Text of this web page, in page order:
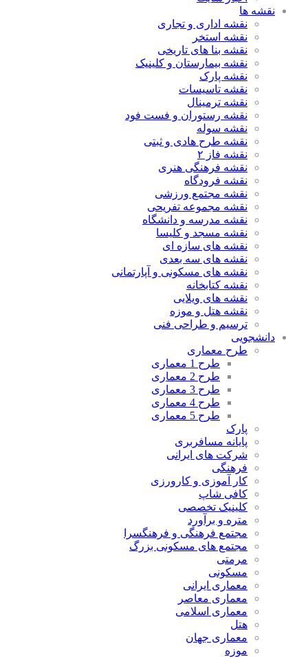
نقشه ها
نقشه اداری و تجاری
نقشه استخر
نقشه بنا های تاریخی
نقشه بیمارستان و کلینیک
نقشه پارک
نقشه تاسیسات
نقشه ترمینال
نقشه رستوران و فست فود
نقشه سوله
نقشه طرح هادی و ثبتی
نقشه فاز ۲
نقشه فرهنگی هنری
نقشه فرودگاه
نقشه مجتمع ورزشی
نقشه مجموعه تفریحی
نقشه مدرسه و دانشگاه
نقشه مسجد و کلیسا
نقشه های سازه ای
نقشه های سه بعدی
نقشه های مسکونی و آپارتمانی
نقشه کتابخانه
نقشه های ویلایی
نقشه هتل و موزه
ترسیم و طراحی فنی
دانشجویی
طرح معماری
طرح 1 معماری
طرح 2 معماری
طرح 3 معماری
طرح 4 معماری
طرح 5 معماری
پارک
پایانه مسافربری
شرکت های ایرانی
فرهنگی
کار آموزی و کارورزی
کافی شاپ
کلینیک تخصصی
متره و برآورد
مجتمع فرهنگی و فرهنگسرا
مجتمع های مسکونی بزرگ
مرمتی
مسکونی
معماری ایرانی
معماری معاصر
معماری اسلامی
هتل
معماری جهان
موزه